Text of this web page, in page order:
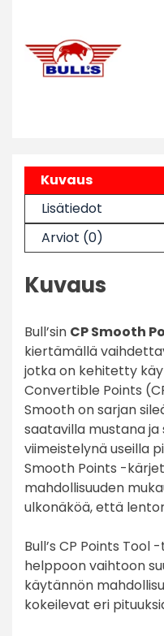
Kuvaus
Lisätiedot
Arviot (0)
Kuvaus
Bull’sin CP Smooth
kiertämällä
jotka on kehitetty
Convertible Points
Smooth on sarjan
saatavilla mustana
viimeistelynä useilla
Smooth Points -
mahdollisuuden
ulkonäköä, että
Bull’s CP Points
helppoon vaihtoon
käytännön
kokeilevat eri